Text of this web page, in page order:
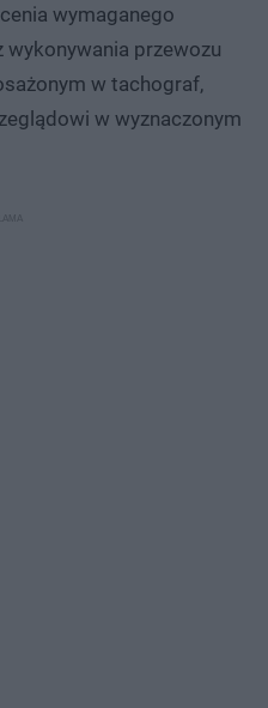
wymaganego
przewozu
w tachograf,
w wyznaczonym